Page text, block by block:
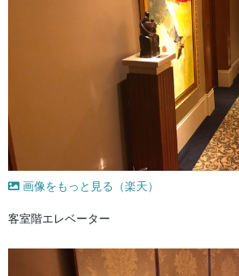
画像をもっと見る（楽天）
客室階エレベーター